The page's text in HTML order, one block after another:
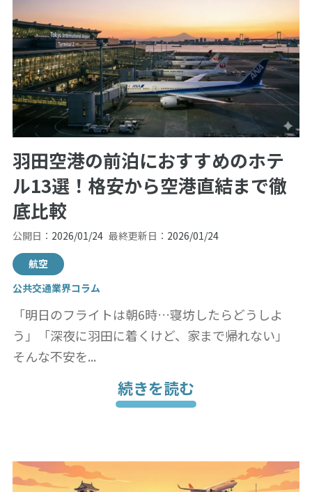
羽田空港の前泊におすすめのホテ
ル13選！格安から空港直結まで徹
底比較
公開日： 2026/01/24 最終更新日： 2026/01/24
航空
公共交通業界コラム
「明日のフライトは朝6時…寝坊したらどうしよ
う」「深夜に羽田に着くけど、家まで帰れない」
そんな不安を...
続きを読む